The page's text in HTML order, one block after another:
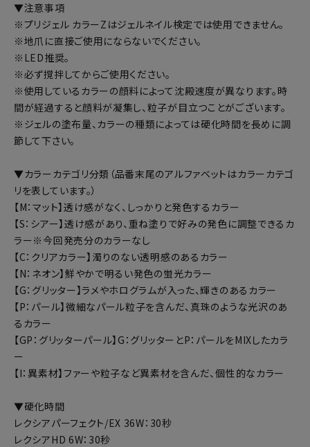
▼注意事項
※プリジェル カラーZはジェルネイル検定では使用できません。
※地爪に直接ご使用にならないでください。
※LED推奨。
※必ず撹拌してからご使用ください。
※使用しているカラーの顔料によって沈殿速度が異なります。時
間が経過すると顔料が凝集し、粒子が目立つことがございます。
※ジェルの塗布量、カラーの種類によっては硬化時間を長めに調
節して下さい。
▼カラーカテゴリ分類（品番末尾のアルファベットはカラーカテゴ
リを表しています。）
【M：マット】透け感がなく、しっかりと発色するカラー
【S：シアー】透け感があり、重ね塗りで好みの発色に調整できるカ
ラー※今回発売分のカラーなし
【C：クリアカラー】濁りのない透明感のあるカラー
【N：ネオン】鮮やかで明るい発色の蛍光カラー
【G：グリッター】ラメやホログラムが入った、輝きのあるカラー
【P：パール】微細なパール粒子を含んだ、真珠のような光沢のあ
るカラー
【GP：グリッターパール】G：グリッターとP：パールをMIXしたカラ
ー
【I：異素材】ファーや粒子など異素材を含んだ、個性的なカラー
▼硬化時間
レクシアパーフェクト/EX 36W：30秒
レクシアHD 6W：30秒